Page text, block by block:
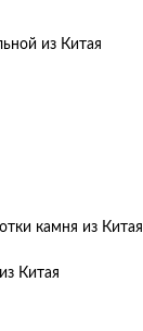
из Китая
камня из Китая
Китая